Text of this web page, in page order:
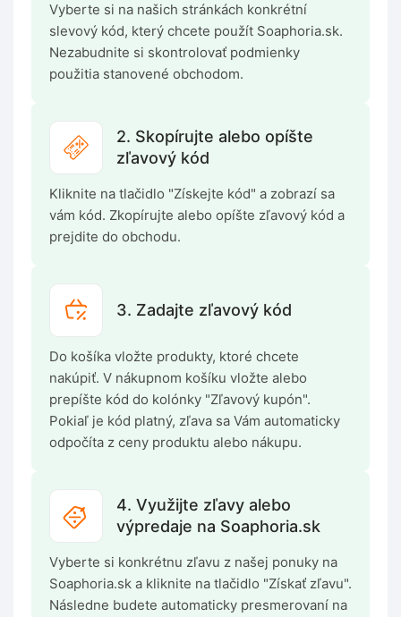
Vyberte si na našich stránkách konkrétní
slevový kód, který chcete použít Soaphoria.sk.
Nezabudnite si skontrolovať podmienky
použitia stanovené obchodom.
2. Skopírujte alebo opíšte
zľavový kód
Kliknite na tlačidlo "Získejte kód" a zobrazí sa
vám kód. Zkopírujte alebo opíšte zľavový kód a
prejdite do obchodu.
3. Zadajte zľavový kód
Do košíka vložte produkty, ktoré chcete
nakúpiť. V nákupnom košíku vložte alebo
prepíšte kód do kolónky "Zľavový kupón".
Pokiaľ je kód platný, zľava sa Vám automaticky
odpočíta z ceny produktu alebo nákupu.
4. Využijte zľavy alebo
výpredaje na Soaphoria.sk
Vyberte si konkrétnu zľavu z našej ponuky na
Soaphoria.sk a kliknite na tlačidlo "Získať zľavu".
Následne budete automaticky presmerovaní na